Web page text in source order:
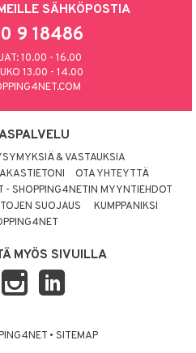
SÄHKÖPOSTIA
9 18486
10.00 - 16.00
13.00 - 14.00
& VASTAUKSIA
OTA YHTEYTTÄ
- SHOPPING4NETIN MYYNTIEHDOT
SUOJAUS
KUMPPANIKSI
MYÖS SIVUILLA
• SITEMAP